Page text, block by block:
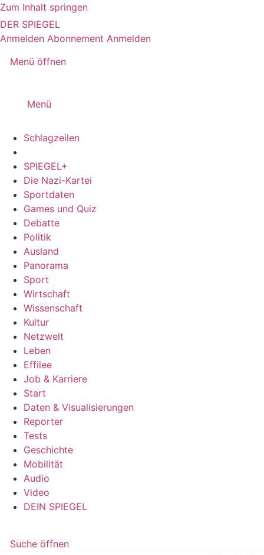
Zum Inhalt springen
DER SPIEGEL
Anmelden Abonnement Anmelden
Menü öffnen
Menü
Schlagzeilen
SPIEGEL+
Die Nazi-Kartei
Sportdaten
Games und Quiz
Debatte
Politik
Ausland
Panorama
Sport
Wirtschaft
Wissenschaft
Kultur
Netzwelt
Leben
Effilee
Job & Karriere
Start
Daten & Visualisierungen
Reporter
Tests
Geschichte
Mobilität
Audio
Video
DEIN SPIEGEL
Suche öffnen